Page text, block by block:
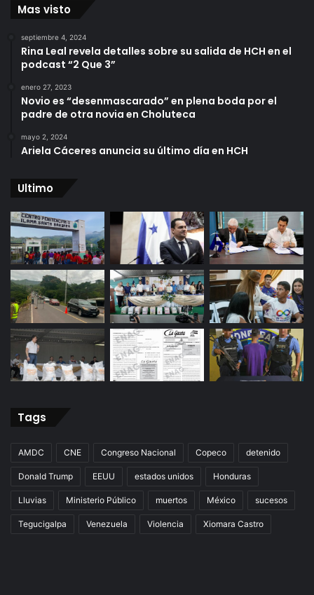
Mas visto
septiembre 4, 2024
Rina Leal revela detalles sobre su salida de HCH en el
podcast “2 Que 3”
enero 27, 2023
Novio es “desenmascarado” en plena boda por el
padre de otra novia en Choluteca
mayo 2, 2024
Ariela Cáceres anuncia su último día en HCH
Ultimo
Tags
AMDC CNE Congreso Nacional Copeco detenido
Donald Trump EEUU estados unidos Honduras
Lluvias Ministerio Público muertos México sucesos
Tegucigalpa Venezuela Violencia Xiomara Castro